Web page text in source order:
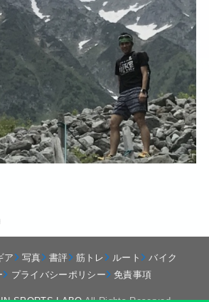
ア 写真 書評 筋トレ ルート
バイク
プライバシーポリシー 免責事項